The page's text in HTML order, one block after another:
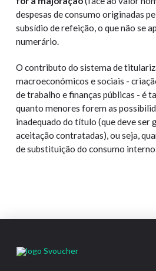
despesas de consumo originadas
subsídio de refeição, o que não se
numerário.
O contributo do sistema de
macroeconómicos e sociais -
de trabalho e finanças públicas - é
quanto menores forem as
inadequado do título (que deve ser
aceitação contratadas), ou seja,
de substituição do consumo